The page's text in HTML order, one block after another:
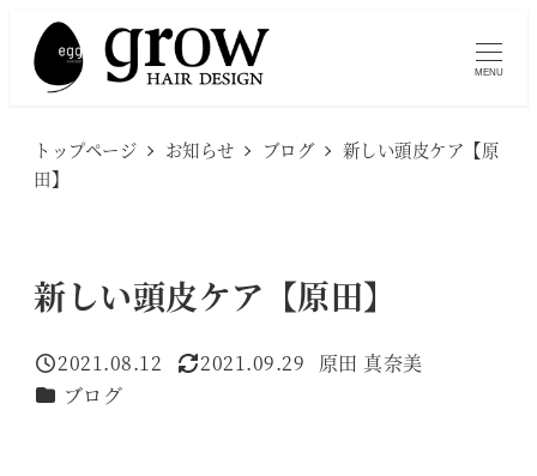
MENU
トップページ お知らせ ブログ
新しい頭皮ケア【原
田】
新しい頭皮ケア【原田】
投稿日
2021.08.12
更新日
2021.09.29
著
原田 真奈美
カテゴリー
ブログ